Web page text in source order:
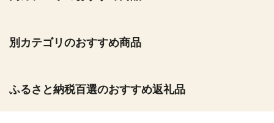
別カテゴリのおすすめ商品
ふるさと納税百選のおすすめ返礼品